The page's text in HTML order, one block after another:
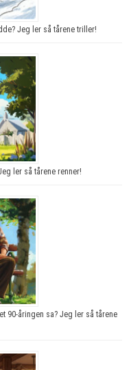
Jeg ler så tårene triller!
ler så tårene renner!
90-åringen sa? Jeg ler så tårene